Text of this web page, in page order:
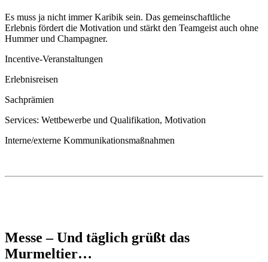
Es muss ja nicht immer Karibik sein. Das gemeinschaftliche
Erlebnis fördert die Motivation und stärkt den Teamgeist auch ohne
Hummer und Champagner.
Incentive-Veranstaltungen
Erlebnisreisen
Sachprämien
Services: Wettbewerbe und Qualifikation, Motivation
Interne/externe Kommunikationsmaßnahmen
Messe – Und täglich grüßt das
Murmeltier…